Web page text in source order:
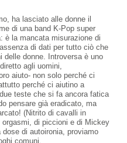
ha lasciato alle donne il
di una band K-Pop super
è la mancata misurazione di
di dati per tutto ciò che
delle donne. Introversa è uno
agli uomini,
aiuto- non solo perché ci
perché ci aiutino a
teste che si fa ancora fatica
pensare già eradicato, ma
(Nitrito di cavalli in
di piccioni e di Mickey
di autoironia, proviamo
comuni.